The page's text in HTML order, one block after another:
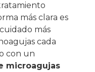
más clara es
más
cada
con un
microagujas